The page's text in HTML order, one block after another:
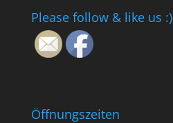
Please follow & like us :)
Öffnungszeiten